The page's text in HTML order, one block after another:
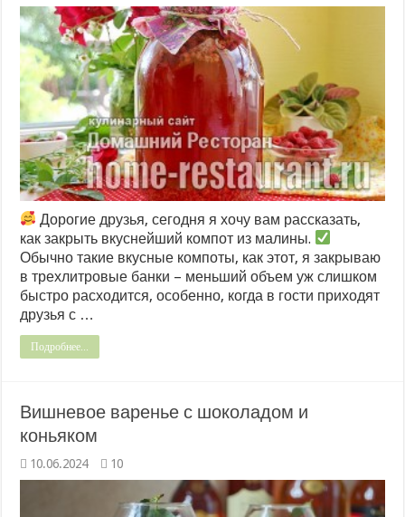
Дорогие друзья, сегодня я хочу вам рассказать,
как закрыть вкуснейший компот из малины.
Обычно такие вкусные компоты, как этот, я закрываю
в трехлитровые банки – меньший объем уж слишком
быстро расходится, особенно, когда в гости приходят
друзья с …
Подробнее...
Вишневое варенье с шоколадом и
коньяком
10.06.2024 10